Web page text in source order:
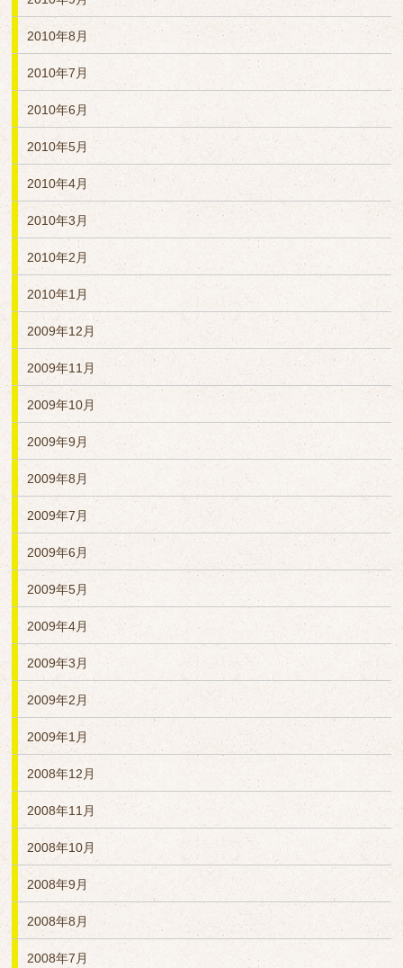
2010年8月
2010年7月
2010年6月
2010年5月
2010年4月
2010年3月
2010年2月
2010年1月
2009年12月
2009年11月
2009年10月
2009年9月
2009年8月
2009年7月
2009年6月
2009年5月
2009年4月
2009年3月
2009年2月
2009年1月
2008年12月
2008年11月
2008年10月
2008年9月
2008年8月
2008年7月